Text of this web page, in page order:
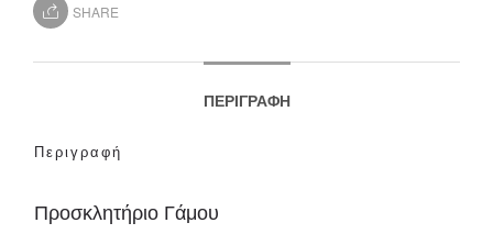
SHARE
ΠΕΡΙΓΡΑΦΉ
Περιγραφή
Προσκλητήριο Γάμου